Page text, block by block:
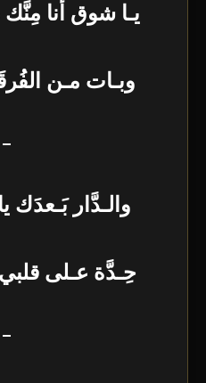
يـا شوق أنا
وبـات مـن
–
والـدَّار بَـعدَك
حِـدَّة عـلى
–